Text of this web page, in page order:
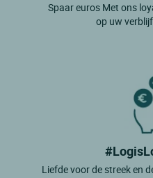
Spaar euros Met ons
op uw
Liefde voor de streek en